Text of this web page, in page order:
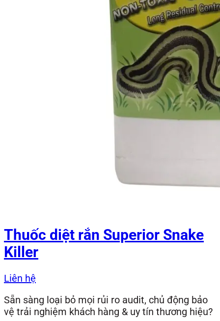
Thuốc diệt rắn Superior Snake
Killer
Liên hệ
Sẵn sàng loại bỏ mọi rủi ro audit, chủ động bảo
vệ trải nghiệm khách hàng & uy tín thương hiệu?